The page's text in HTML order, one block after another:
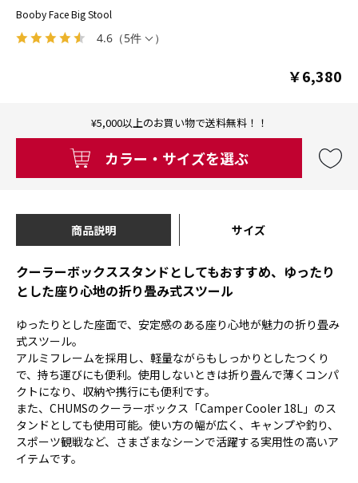
4.6 （5件 ）
Booby Face Big Stool
￥6,380
¥5,000以上のお買い物で送料無料！！
カラー・サイズを選ぶ
商品説明 サイズ
クーラーボックススタンドとしてもおすすめ、ゆったり
とした座り心地の折り畳み式スツール
ゆったりとした座面で、安定感のある座り心地が魅力の折り畳み
式スツール。
アルミフレームを採用し、軽量ながらもしっかりとしたつくり
で、持ち運びにも便利。使用しないときは折り畳んで薄くコンパ
クトになり、収納や携行にも便利です。
また、CHUMSのクーラーボックス「Camper Cooler 18L」のス
タンドとしても使用可能。使い方の幅が広く、キャンプや釣り、
スポーツ観戦など、さまざまなシーンで活躍する実用性の高いア
イテムです。